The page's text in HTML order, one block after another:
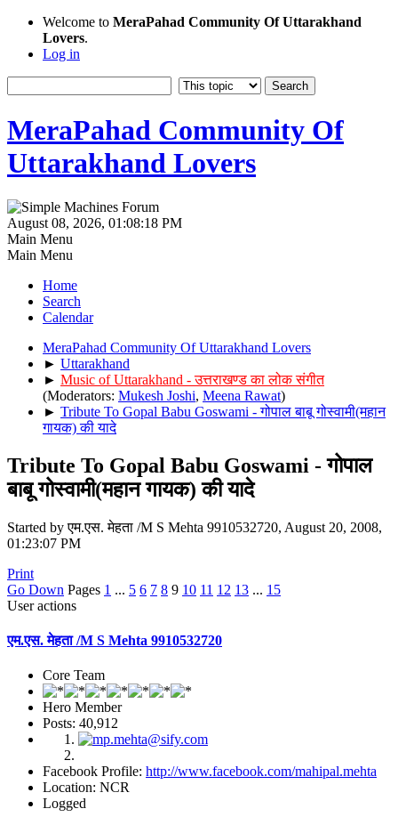
Welcome to MeraPahad Community Of Uttarakhand
Lovers.
Log in
MeraPahad Community Of
Uttarakhand Lovers
August 08, 2026, 01:08:18 PM
Main Menu
Main Menu
Home
Search
Calendar
MeraPahad Community Of Uttarakhand Lovers
► Uttarakhand
► Music of Uttarakhand - उत्तराखण्ड का लोक संगीत
(Moderators: Mukesh Joshi, Meena Rawat)
► Tribute To Gopal Babu Goswami - गोपाल बाबू गोस्वामी(महान
गायक) की यादे
Tribute To Gopal Babu Goswami - गोपाल
बाबू गोस्वामी(महान गायक) की यादे
Started by एम.एस. मेहता /M S Mehta 9910532720, August 20, 2008,
01:23:07 PM
Print
Go Down Pages 1 ... 5 6 7 8 9 10 11 12 13 ... 15
User actions
एम.एस. मेहता /M S Mehta 9910532720
Core Team
Hero Member
Posts: 40,912
Facebook Profile: http://www.facebook.com/mahipal.mehta
Location: NCR
Logged